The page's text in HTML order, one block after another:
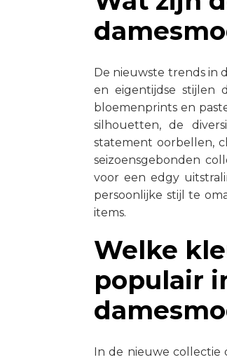
De nieuwste trends in
en eigentijdse stijlen
bloemenprints en
silhouetten, de
statement oorbellen,
seizoensgebonden
voor een edgy
persoonlijke stijl te
items.
Welke
populair
In de nieuwe collectie